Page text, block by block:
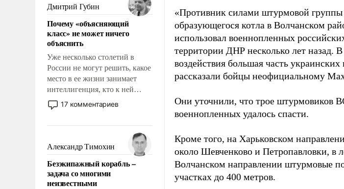
фундаментальным знанием,
что мировая политика имеет
свойство заявляться на порог
нашего дома.
Дмитрий Губин
Почему «объясняющий
класс» не может ничего
объяснить
Уже несколько столетий в
России не могут решить, какое
место в ее жизни занимает
интеллигенция, кто к ней
принадлежит, а кого из нее
исключили с правом
чем она отличается от просто
образованных людей. Иногда
казалось, что эти вопросы
решены раз и навсегда, но –
нет, не решены.
17 комментариев
Александр Тимохин
Безэкипажный корабль –
задача со многими
неизвестными
«Противник силами штурмовой группы
образующегося котла в Волчанском
использовал военнопленных
территории ДНР несколько лет назад. В
воздействия большая часть
рассказали бойцы неофициальному
Они уточнили, что трое штурмовиков
военнопленных удалось спасти.
Кроме того, на Харьковском
около Шевченково и Петропавловки, в
Волчанском направлении штурмовые
участках до 400 метров.